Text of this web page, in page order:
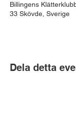
Billingens
33 Skövde, Sverige
Dela detta